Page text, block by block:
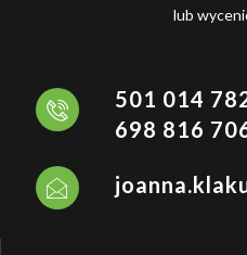
lub
501 014
698 816